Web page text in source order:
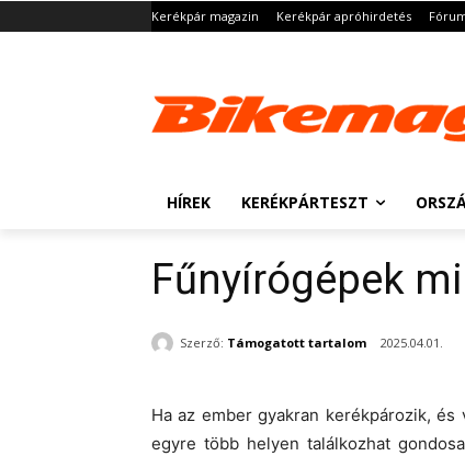
Kerékpár magazin Kerékpár apróhirdetés
HÍREK KERÉKPÁRTESZT
Fűnyírógépek
Szerző: Támogatott tartalom 2025.04.01.
Ha az ember gyakran kerékpározik,
egyre több helyen találkozhat